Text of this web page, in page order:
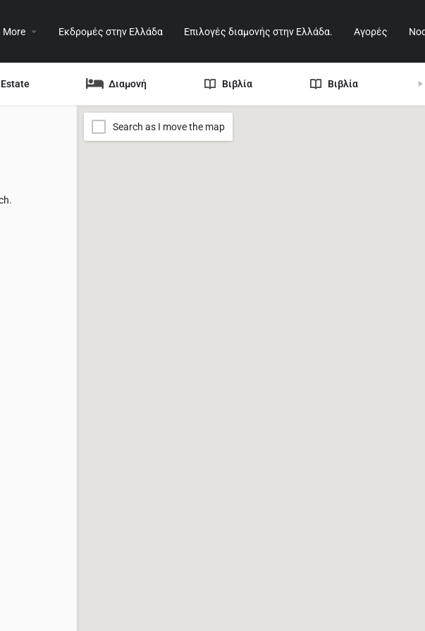
More Εκδρομές στην Ελλάδα Επιλογές διαμονής στην Ελλάδα. Αγορές
Διαμονή Βιβλία Βιβλία
Search as I move the map